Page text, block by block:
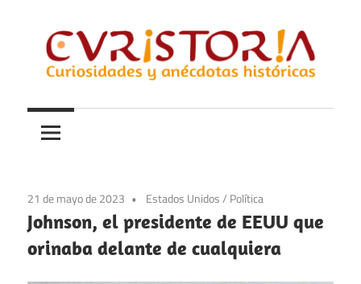
contenido
Curistoria
y
anécdotas
historia
21 de mayo de 2023 Estados Unidos/ Política
Johnson, el presidente de EEUU que
orinaba delante de cualquiera